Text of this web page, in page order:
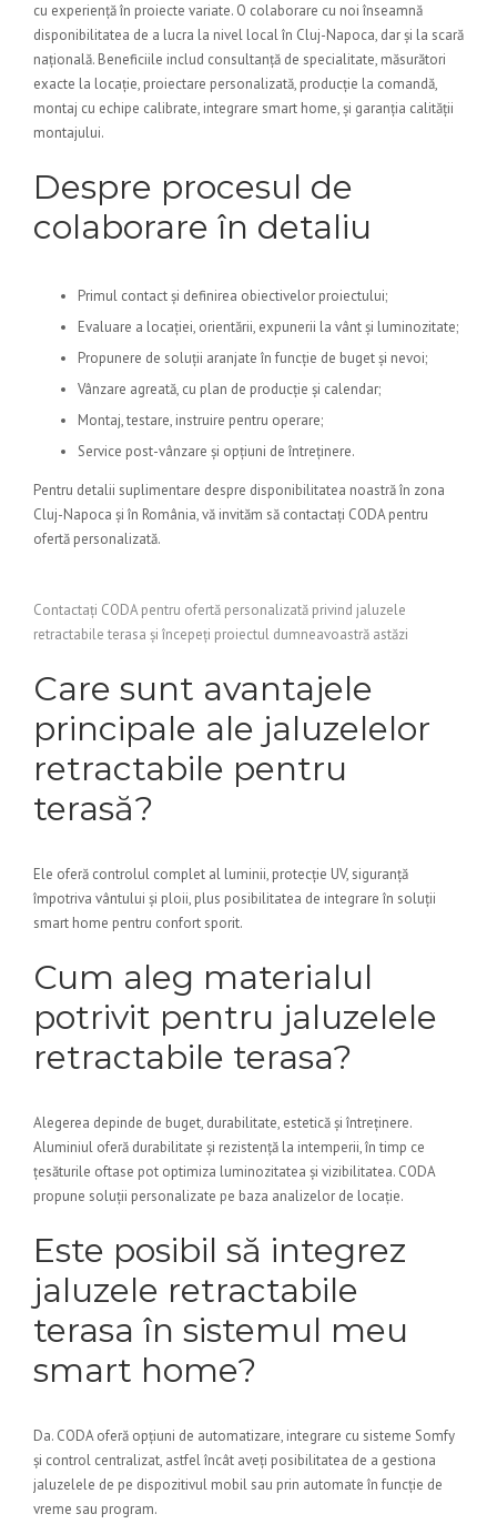
cu experiență în proiecte variate. O colaborare cu noi înseamnă
disponibilitatea de a lucra la nivel local în Cluj-Napoca, dar și la scară
națională. Beneficiile includ consultanță de specialitate, măsurători
exacte la locație, proiectare personalizată, producție la comandă,
montaj cu echipe calibrate, integrare smart home, și garanția calității
montajului.
Despre procesul de
colaborare în detaliu
Primul contact și definirea obiectivelor proiectului;
Evaluare a locației, orientării, expunerii la vânt și luminozitate;
Propunere de soluții aranjate în funcție de buget și nevoi;
Vânzare agreată, cu plan de producție și calendar;
Montaj, testare, instruire pentru operare;
Service post-vânzare și opțiuni de întreținere.
Pentru detalii suplimentare despre disponibilitatea noastră în zona
Cluj-Napoca și în România, vă invităm să contactați CODA pentru
ofertă personalizată.
Contactați CODA pentru ofertă personalizată privind jaluzele
retractabile terasa și începeți proiectul dumneavoastră astăzi
Care sunt avantajele
principale ale jaluzelelor
retractabile pentru
terasă?
Ele oferă controlul complet al luminii, protecție UV, siguranță
împotriva vântului și ploii, plus posibilitatea de integrare în soluții
smart home pentru confort sporit.
Cum aleg materialul
potrivit pentru jaluzelele
retractabile terasa?
Alegerea depinde de buget, durabilitate, estetică și întreținere.
Aluminiul oferă durabilitate și rezistență la intemperii, în timp ce
țesăturile oftase pot optimiza luminozitatea și vizibilitatea. CODA
propune soluții personalizate pe baza analizelor de locație.
Este posibil să integrez
jaluzele retractabile
terasa în sistemul meu
smart home?
Da. CODA oferă opțiuni de automatizare, integrare cu sisteme Somfy
și control centralizat, astfel încât aveți posibilitatea de a gestiona
jaluzelele de pe dispozitivul mobil sau prin automate în funcție de
vreme sau program.